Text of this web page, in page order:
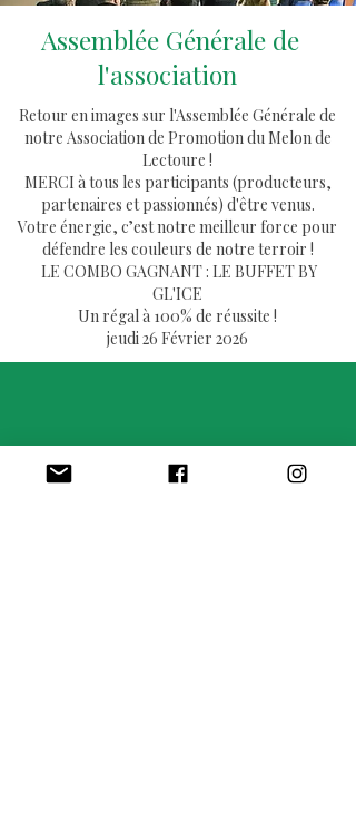
Assemblée Générale de
l'association
Retour en images sur l'Assemblée Générale de
notre Association de Promotion du Melon de
Lectoure !
​MERCI à tous les participants (producteurs,
partenaires et passionnés) d'être venus.
Votre énergie, c’est notre meilleur force pour
défendre les couleurs de notre terroir !
​ LE COMBO GAGNANT : LE BUFFET BY
GL'ICE
Un régal à 100% de réussite !
jeudi 26 Février 2026